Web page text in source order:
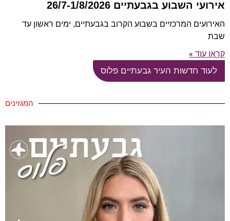
אירועי השבוע בגבעתיים 26/7-1/8/2026
האירועים המרכזיים בשבוע הקרוב בגבעתיים, ימים ראשון עד
שבת
קראו עוד »
לעוד חדשות העיר גבעתיים פלוס
המגזינים